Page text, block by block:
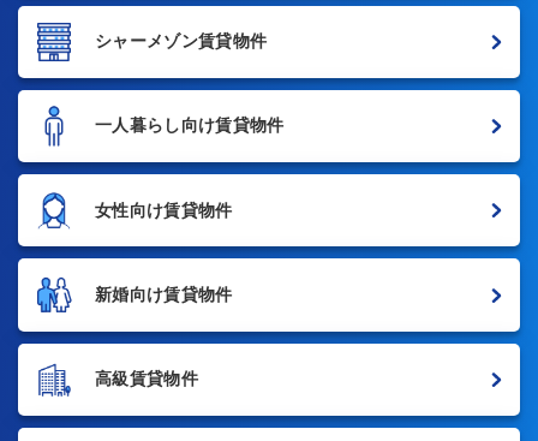
シャーメゾン賃貸物件
一人暮らし向け賃貸物件
女性向け賃貸物件
新婚向け賃貸物件
高級賃貸物件